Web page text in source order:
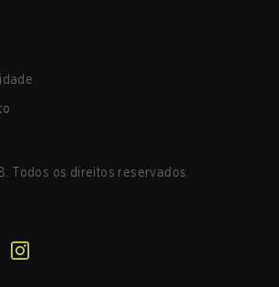
Todos os direitos reservados.